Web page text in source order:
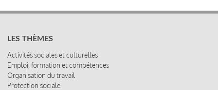
LES THÈMES
Activités sociales et culturelles
Emploi, formation et compétences
Organisation du travail
Protection sociale